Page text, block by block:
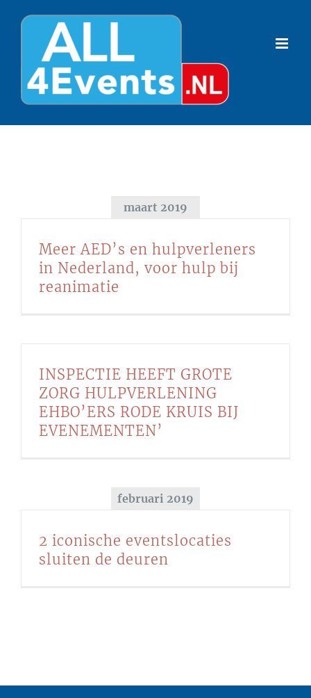
inhoud
maart 2019
Meer AED’s en hulpverleners
in Nederland, voor hulp bij
reanimatie
INSPECTIE HEEFT GROTE
ZORG HULPVERLENING
EHBO’ERS RODE KRUIS BIJ
EVENEMENTEN’
februari 2019
2 iconische eventslocaties
sluiten de deuren